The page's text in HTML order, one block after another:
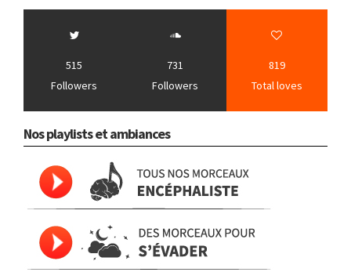
515
Followers
731
Followers
819
Total loves
Nos playlists et ambiances